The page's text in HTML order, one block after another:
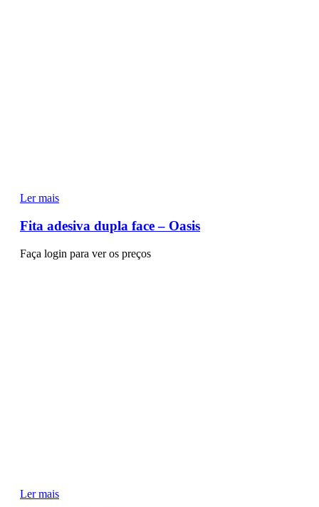
Ler mais
Fita adesiva dupla face – Oasis
Faça login para ver os preços
Ler mais